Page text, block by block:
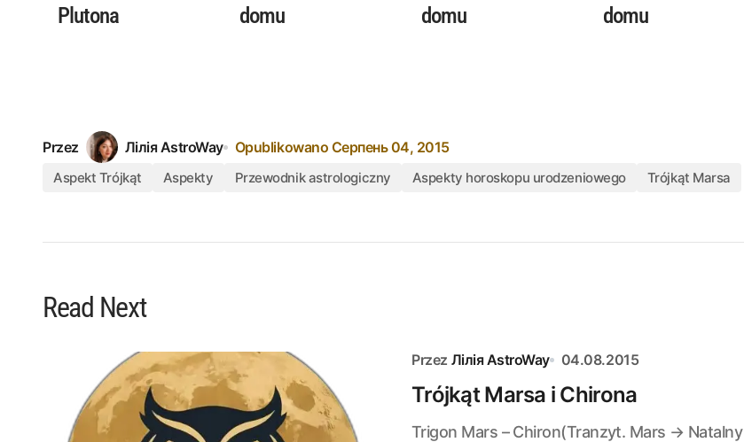
Plutona
domu
domu
domu
Przez Лілія AstroWay Opublikowano Серпень 04, 2015
Aspekt Trójkąt Aspekty Przewodnik astrologiczny Aspekty horoskopu urodzeniowego Trójkąt Marsa
Read Next
Przez Лілія AstroWay 04.08.2015
Trójkąt Marsa i Chirona
Trigon Mars – Chiron(Tranzyt. Mars → Natalny